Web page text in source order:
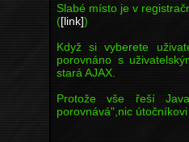
Slabé místo je v
([link])
Když si vyberete
porovnáno s
stará AJAX.
Protože vše řeší
porovnává",nic